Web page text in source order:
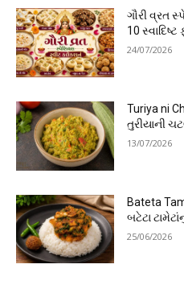
ગૌરી વ્રત
10
24/07/2026
Turiya ni
તુરીયાની
13/07/2026
Bateta
બટેટા
25/06/2026